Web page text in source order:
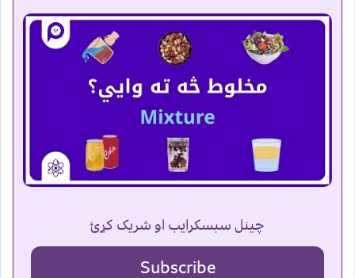
چینل سبسکرایب او شریک کړئ
Subscribe